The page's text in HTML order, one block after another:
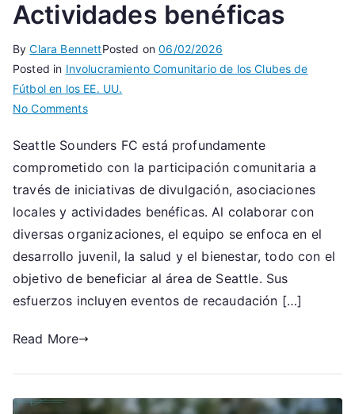
Actividades benéficas
ByClara BennettPosted on06/02/2026
Posted in Involucramiento Comunitario de los Clubes de
Fútbol en los EE. UU.
No Commentson
Sounders
FC:
Participación
comunitaria,
Alianzas
Actividades
benéficas
Seattle Sounders FC está profundamente
comprometido con la participación comunitaria a
través de iniciativas de divulgación, asociaciones
locales y actividades benéficas. Al colaborar con
diversas organizaciones, el equipo se enfoca en el
desarrollo juvenil, la salud y el bienestar, todo con el
objetivo de beneficiar al área de Seattle. Sus
esfuerzos incluyen eventos de recaudación […]
Read More